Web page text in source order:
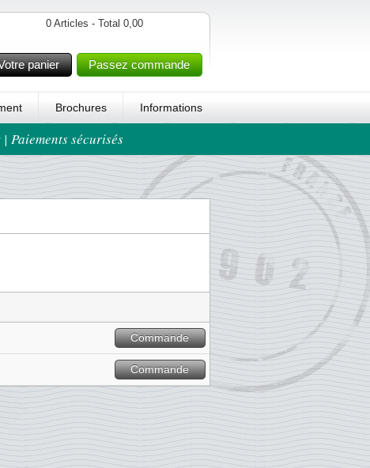
0 Articles - Total 0,00
panier Passez commande
Brochures Informations
Paiements sécurisés
Commande
Commande